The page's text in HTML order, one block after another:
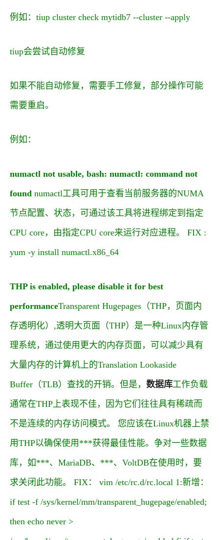
例如：tiup cluster check mytidb7 --cluster --apply
tiup会尝试自动修复
如果不能自动修复，需要手工修复，部分操作可能
需要重启。
例如：
numactl not usable, bash: numactl: command not
found numactl工具可用于查看当前服务器的NUMA
节点配置、状态，可通过该工具将进程绑定到指定
CPU core，由指定CPU core来运行对应进程。 FIX :
yum -y install numactl.x86_64
THP is enabled, please disable it for best
performanceTransparent Hugepages（THP，页面内
存透明化）,透明大页面（THP）是一种Linux内存管
理系统，通过使用更大的内存页面，可以减少具有
大量内存的计算机上的Translation Lookaside
Buffer（TLB）查找的开销。但是， 数据库工作负载
通常在THP上表现不佳，因为它们往往具有稀疏而
不是连续的内存访问模式。 您应该在Linux机器上禁
用THP以确保使用***获得最佳性能。争对一些数据
库，如***、MariaDB、***、VoltDB在使用时，要
求关闭此功能。 FIX： vim /etc/rc.d/rc.local 1:新增：
if test -f /sys/kernel/mm/transparent_hugepage/enabled;
then echo never >